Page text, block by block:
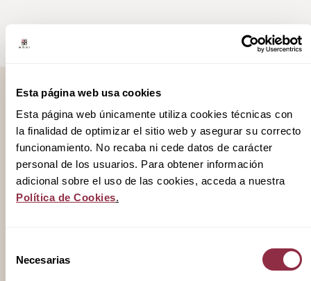
Esta página web usa cookies
Esta página web únicamente utiliza cookies técnicas con
la finalidad de optimizar el sitio web y asegurar su correcto
funcionamiento. No recaba ni cede datos de carácter
personal de los usuarios. Para obtener información
adicional sobre el uso de las cookies, acceda a nuestra
Política de Cookies.
Necesarias
Accede a posibles
noticias
El mercado inmobiliario está lleno de oportunidades,
pero no todas están a la vista. En Activum, te
Escríbenos para hablar de la información que podemos
ofrecerte.